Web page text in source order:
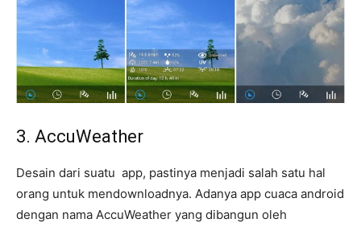
3. AccuWeather
Desain dari suatu app, pastinya menjadi salah satu hal
orang untuk mendownloadnya. Adanya app cuaca android
dengan nama AccuWeather yang dibangun oleh